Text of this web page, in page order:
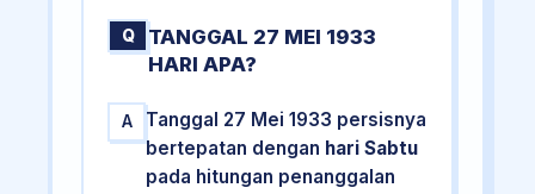
Q
TANGGAL 27 MEI 1933
HARI APA?
A
Tanggal 27 Mei 1933 persisnya
bertepatan dengan hari Sabtu
pada hitungan penanggalan